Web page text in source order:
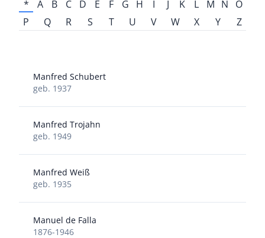
* A B C D E F G H I J K L M N
O
P
Q R S T U V W X Y Z
Manfred Schubert
geb. 1937
Manfred Trojahn
geb. 1949
Manfred Weiß
geb. 1935
Manuel de Falla
1876-1946